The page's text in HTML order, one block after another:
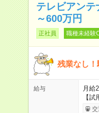
テレビアン
～600万円
正社員 職種未経験
残業なし
給与
月給
【
交